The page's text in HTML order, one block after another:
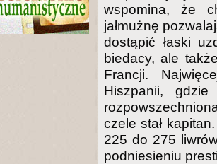
wspomina, że
jałmużnę
dostąpić łaski
biedacy, ale
Francji.
Hiszpanii,
czele stał
225 do 275
podniesieniu